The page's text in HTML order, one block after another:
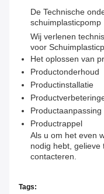
De Technische
schuimplasticpomp
Wij verlenen
voor
Het oplossen van
Productonderhoud
Productinstallatie
Productaanpassing
Productrappel
Als u om het even
nodig hebt,
contacteren.
Tags: